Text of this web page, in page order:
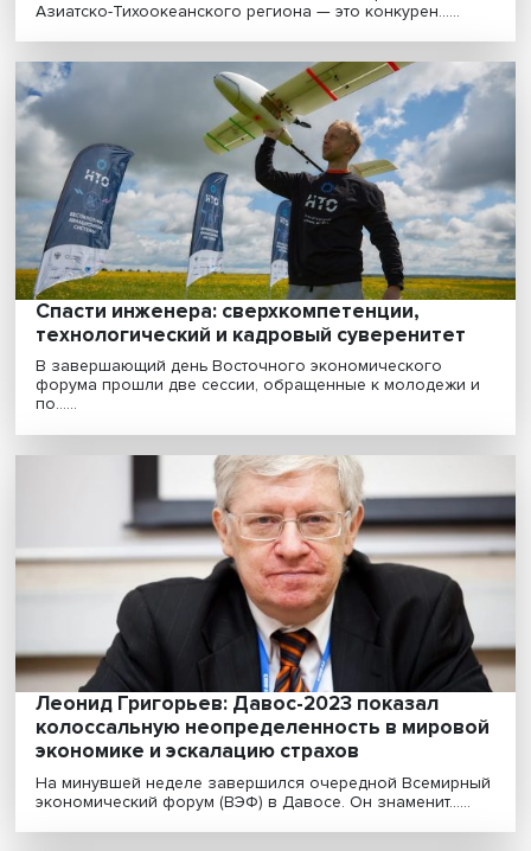
Татьяна Абанкина: успешные практики
креативной экономики связаны с
новых культурных смыслов
Близость Дальнего Востока к мощнейшим рынкам
Азиатско-Тихоокеанского региона — это конкурен......
Спасти инженера: сверхкомпетенции,
технологический и кадровый
В завершающий день Восточного экономического
форума прошли две сессии, обращенные к
по......